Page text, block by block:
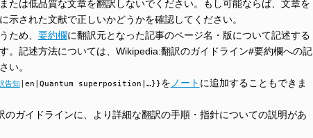
たは低品質な文章を翻訳しないでください。もし可能ならば、文章を
示された文献で正しいかどうかを確認してください。
ため、 要約欄に翻訳元となった記事のページ名・版について記述する
。記述方法については、Wikipedia:翻訳のガイドライン#要約欄への記
い。
告知 |en|Quantum superposition|…}}を ノート に追加することもできま
のガイドラインに、より詳細な翻訳の手順・指針についての説明があ